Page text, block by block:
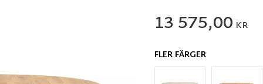
13 575,00 KR
FLER FÄRGER